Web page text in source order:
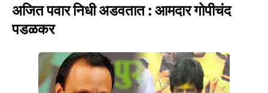
अजित पवार निधी अडवतात : आमदार गोपीचंद
पडळकर